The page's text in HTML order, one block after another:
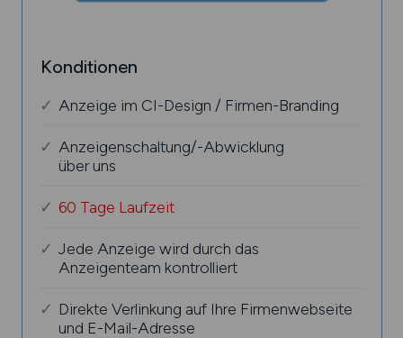
Konditionen
Anzeige im CI-Design / Firmen-Branding
Anzeigenschaltung/-Abwicklung
über uns
60 Tage Laufzeit
Jede Anzeige wird durch das
Anzeigenteam kontrolliert
Direkte Verlinkung auf Ihre Firmenwebseite
und E-Mail-Adresse